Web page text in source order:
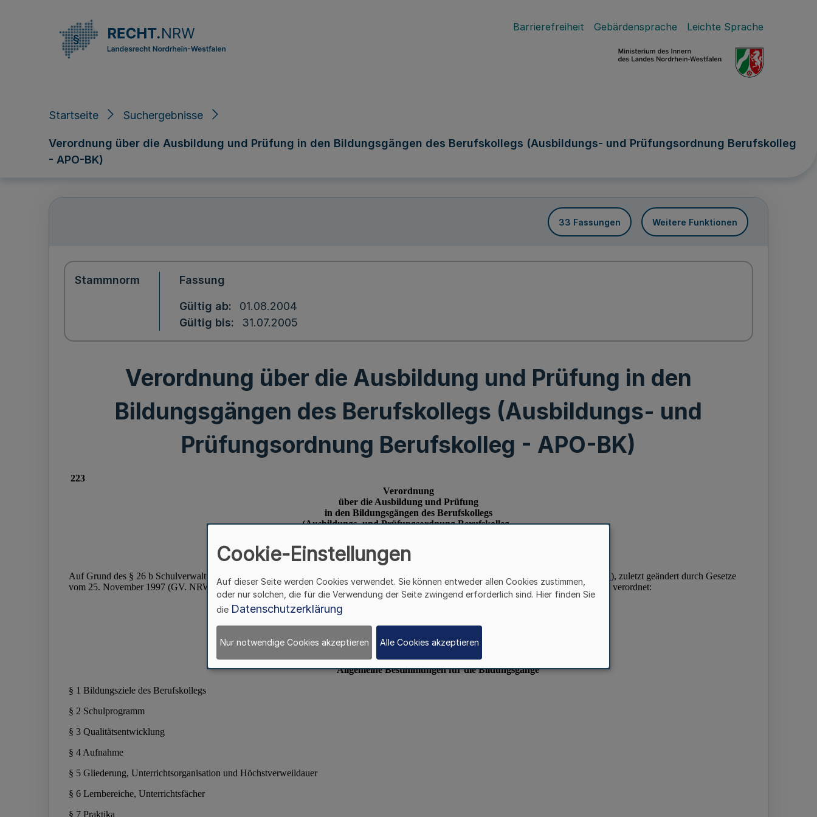
Barrierefreiheit Gebärdensprache Leichte Sprache
Startseite Suchergebnisse
Verordnung über die Ausbildung und Prüfung in den Bildungsgängen des Berufskollegs (Ausbildungs- und Prüfungsordnung Berufskolleg
- APO-BK)
33 Fassungen Weitere Funktionen
Stammnorm Fassung
Gültig ab
01.08.2004
Gültig bis
31.07.2005
Verordnung über die Ausbildung und Prüfung in den
Bildungsgängen des Berufskollegs (Ausbildungs- und
Prüfungsordnung Berufskolleg - APO-BK)
Cookie-Einstellungen
Auf dieser Seite werden Cookies verwendet. Sie können entweder allen Cookies zustimmen,
oder nur solchen, die für die Verwendung der Seite zwingend erforderlich sind. Hier finden Sie
die Datenschutzerklärung
Nur notwendige Cookies akzeptieren Alle Cookies akzeptieren